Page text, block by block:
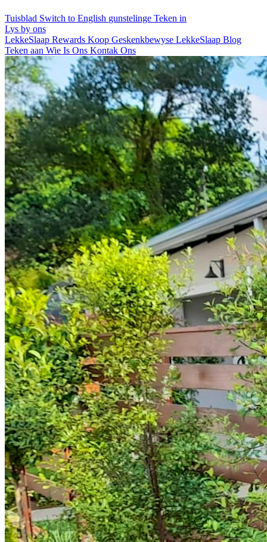
Tuisblad Switch to English gunstelinge Teken in
Lys by ons
LekkeSlaap Rewards Koop Geskenkbewyse LekkeSlaap Blog
Teken aan Wie Is Ons Kontak Ons